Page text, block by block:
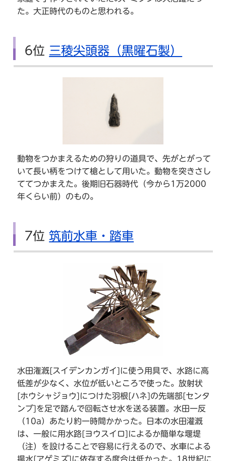
た。大正時代のものと思われる。
6位 三稜尖頭器（黒曜石製）
動物をつかまえるための狩りの道具で、先がとがって
いて長い柄をつけて槍として用いた。動物を突きさし
ててつかまえた。後期旧石器時代（今から1万2000
年くらい前）のもの。
7位筑前水車・踏車
水田潅漑[スイデンカンガイ]に使う用具で、水路に高
低差が少なく、水位が低いところで使った。放射状
[ホウシャジョウ]につけた羽根[ハネ]の先端部[センタ
ンブ]を足で踏んで回転させ水を送る装置。水田一反
（10a）あたり約一時間かかった。日本の水田灌漑
は、一般に用水路[ヨウスイロ]によるか簡単な堰堤
（注）を設けることで容易に行えるので、水車による
揚水[アゲミズ]に依存する度合は低かった。18世紀に